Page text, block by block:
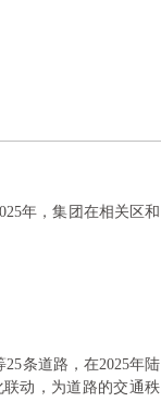
年，集团在相关区和
条道路，在2025年陆
动，为道路的交通秩